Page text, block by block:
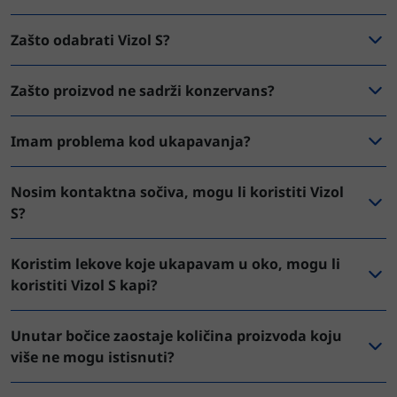
Zašto odabrati Vizol S?
Zašto proizvod ne sadrži konzervans?
Imam problema kod ukapavanja?
Nosim kontaktna sočiva, mogu li koristiti Vizol
S?
Koristim lekove koje ukapavam u oko, mogu li
koristiti Vizol S kapi?
Unutar bočice zaostaje količina proizvoda koju
više ne mogu istisnuti?